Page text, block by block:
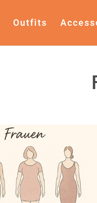
Outfits